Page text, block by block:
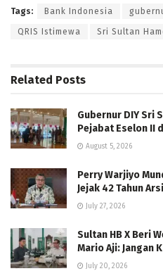
Tags: Bank Indonesia
QRIS Istimewa Sri Sultan
Related Posts
Gubernur DIY Sri
Pejabat Eselon II
August 5, 2026
Perry Warjiyo
Jejak 42 Tahun
July 27, 2026
Sultan HB X Beri
Mario Aji: Jangan
July 20, 2026